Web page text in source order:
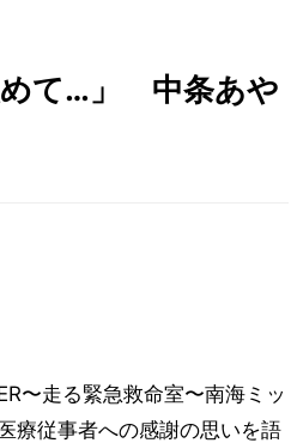
めて…」 中条あや
〜走る緊急救命室〜南海ミッ
療従事者への感謝の思いを語